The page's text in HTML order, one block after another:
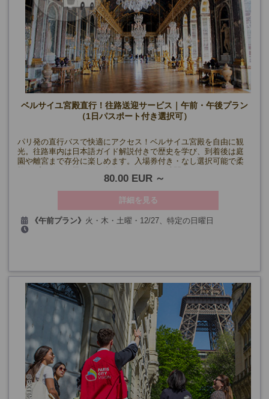
ベルサイユ宮殿直行！往路送迎サービス｜午前・午後プラン
（1日パスポート付き選択可）
パリ発の直行バスで快適にアクセス！ベルサイユ宮殿を自由に観
光。往路車内は日本語ガイド解説付きで歴史を学び、到着後は庭
園や離宮まで存分に楽しめます。入場券付き・なし選択可能で柔
80.00 EUR
詳細を見る
《午前プラン》 火・木・土曜・12/27、特定の日曜日
(7/14、9/17・19、 を除く)